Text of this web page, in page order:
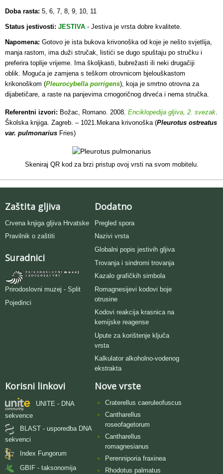
Doba rasta: 5, 6, 7, 8, 9, 10, 11
Status jestivosti: JESTIVA - Jestiva je vrsta dobre kvalitete.
Napomena: Gotovo je ista bukova krivonoška od koje je nešto svjetlija,
manja rastom, ima duži stručak, listići se dugo spuštaju po stručku i
preferira toplije vrijeme. Ima školjkasti, bubrežasti ili neki drugačiji
oblik. Moguća je zamjena s teškom otrovnicom bjelouškastom
krikonoškom (Pleurocybella porrigens), koja je smrtno otrovna za
dijabetičare, a raste na panjevima crnogoričnog drveća i nema stručka.
Referentni izvori: Božac, Romano. 2008. Enciklopedija gljiva, 2. svezak.
Školska knjiga. Zagreb. – 1021.Mekana krivonoška (Pleurotus ostreatus
var. pulmonarius Fries)
Skeniraj QR kod za brzi pristup ovoj vrsti na svom mobitelu.
Zaštita gljiva
Crvena knjiga gljiva Hrvatske
Pravilnik o zaštiti
Suradnici
Prirodoslovni muzej - Split
Pojedinci
Dodatno
Pregled spora
Nazivi vrsta
Globalni popis jestivih gljiva
Trovanja i sindromi trovanja
Kazalo grafičkih simbola
Romagnesijevi kodovi boje
otrusine
Kodovi reakcija krasnica na
kemijske reagense
Upute za korištenje ključa
vrsta
Kalkulator alkoholno-vodenog
ekstrakta
Korisni linkovi
UNITE - DNA
sekvence
BLAST - usporedba DNA
sekvenci
Index Fungorum
GBIF - taksonomija
Nove vrste
Craterellus caeruleofuscus
Cantharellus
roseofagetorum
Cantharellus
romagnesianus
Perenniporia fraxinea
Rhodotus palmatus